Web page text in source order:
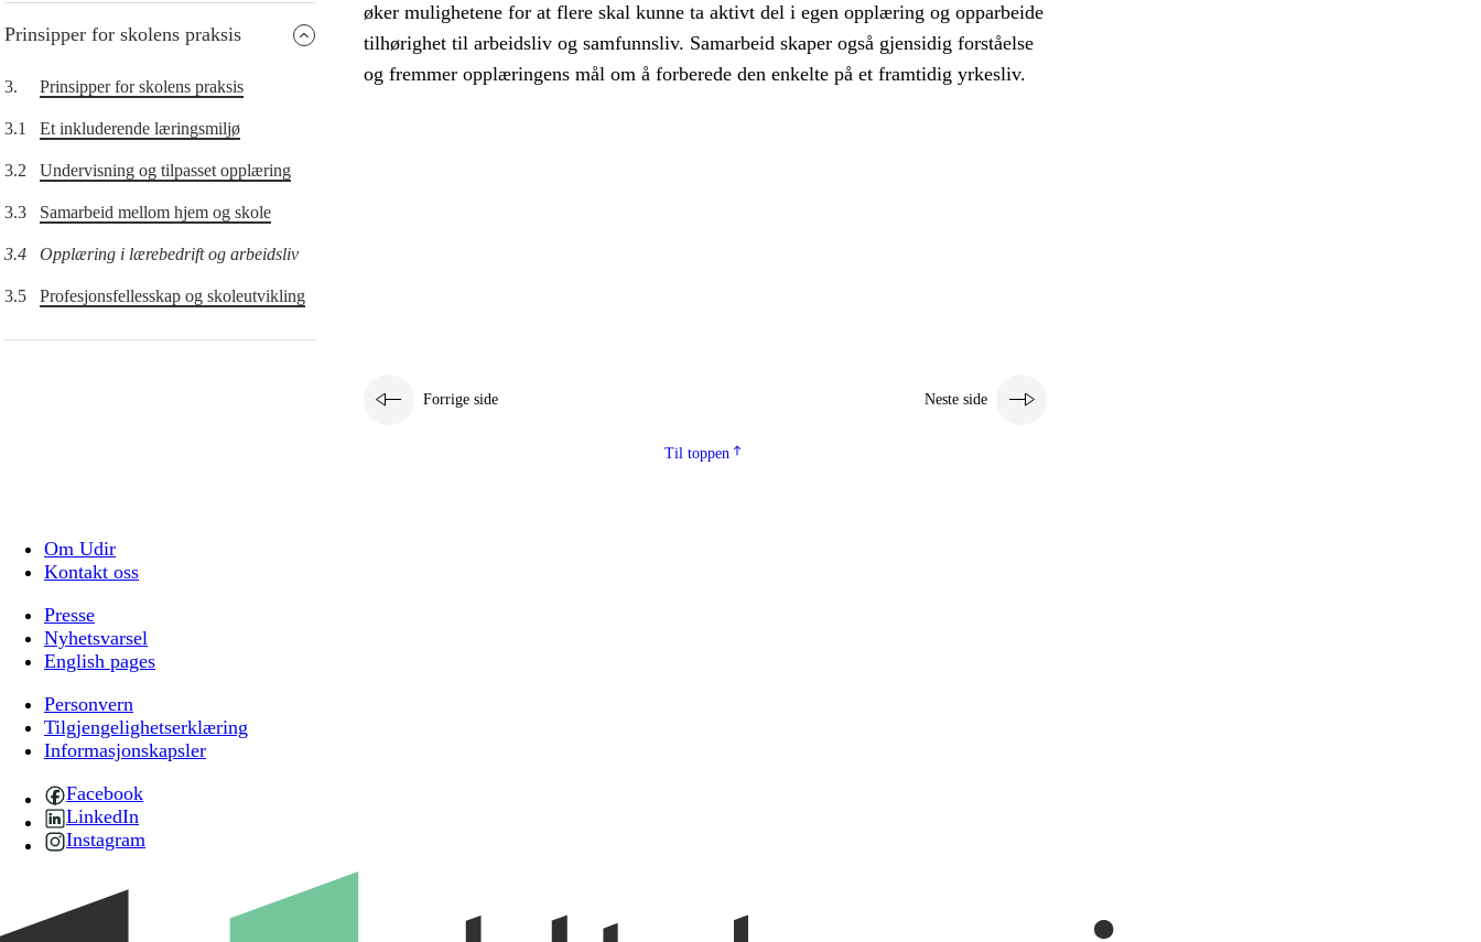
Prinsipper for skolens praksis
3. Prinsipper for skolens praksis
3.1 Et inkluderende læringsmiljø
3.2 Undervisning og tilpasset opplæring
3.3 Samarbeid mellom hjem og skole
3.4 Opplæring i lærebedrift og arbeidsliv
3.5 Profesjonsfellesskap og skoleutvikling
øker mulighetene for at flere skal kunne ta aktivt del i egen opplæring og opparbeide
tilhørighet til arbeidsliv og samfunnsliv. Samarbeid skaper også gjensidig forståelse
og fremmer opplæringens mål om å forberede den enkelte på et framtidig yrkesliv.
Forrige side Neste side
Til toppen
Om Udir
Kontakt oss
Presse
Nyhetsvarsel
English pages
Personvern
Tilgjengelighetserklæring
Informasjonskapsler
Facebook
LinkedIn
Instagram